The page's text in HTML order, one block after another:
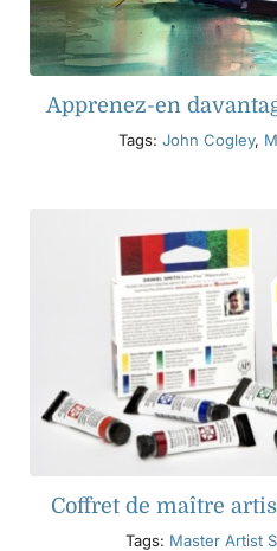
Apprenez-en
Tags: John Cogley,
Coffret de maître
Tags: Master Artist